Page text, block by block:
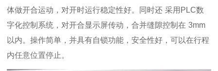
体做开合运动，对开时运行稳定性好。同时还 采用 PLC数
字化控制系统，对开合显示屏传动，合并缝隙控制在 3mm
以内。操作简单，并具有自锁功能，安全性好，可以在行程
内任意位置停止。